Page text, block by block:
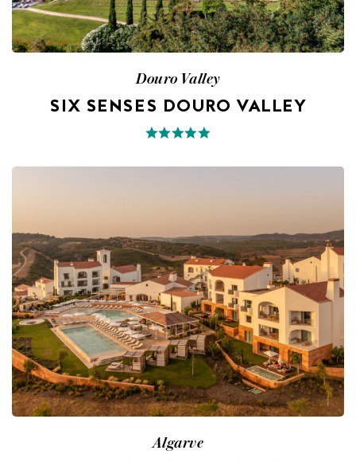
Douro Valley
SIX SENSES DOURO VALLEY
Algarve